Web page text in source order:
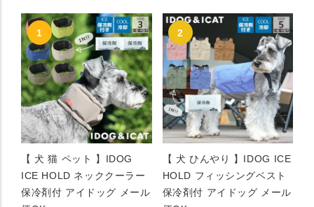
【 犬 猫 ペット 】IDOG
ICE HOLD ネッククーラー
保冷剤付 アイドッグ メール
【 犬 ひんやり 】IDOG ICE
HOLD フィッシングベスト
保冷剤付 アイドッグ メール